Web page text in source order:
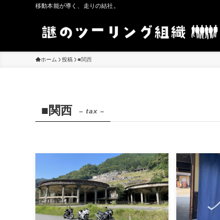
移動本能が導く、走りの結社。
ホーム 投稿 ■関西
■関西 – tax –